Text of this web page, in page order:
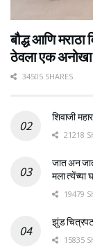
बौद्ध आणि मराठा
ठेवला एक
34505 SHARES
शिवाजी
21218
जात अन
मला त्येंच्या
19479
झुंड
15835